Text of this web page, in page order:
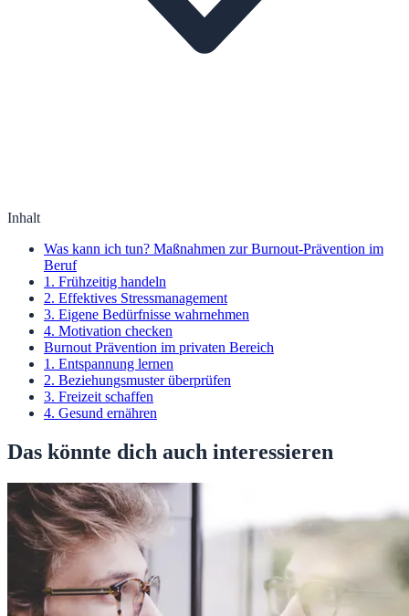
Inhalt
Was kann ich tun? Maßnahmen zur Burnout-Prävention im
Beruf
1. Frühzeitig handeln
2. Effektives Stressmanagement
3. Eigene Bedürfnisse wahrnehmen
4. Motivation checken
Burnout Prävention im privaten Bereich
1. Entspannung lernen
2. Beziehungsmuster überprüfen
3. Freizeit schaffen
4. Gesund ernähren
Das könnte dich auch interessieren